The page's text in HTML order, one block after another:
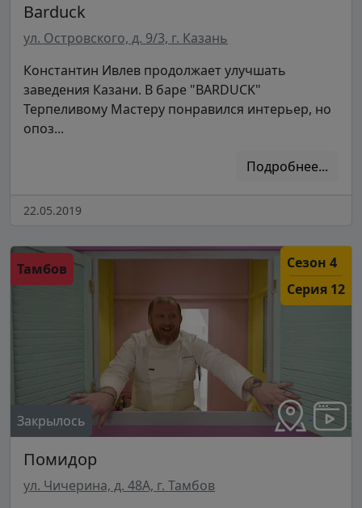
Barduck
ул. Островского, д. 9/3, г. Казань
Константин Ивлев продолжает улучшать
заведения Казани. В баре "BARDUCK"
Терпеливому Мастеру понравился интерьер, но
опоз...
Подробнее...
22.05.2019
Тамбов
Сезон 4
Серия 12
Закрылось
Помидор
ул. Чичерина, д. 48А, г. Тамбов